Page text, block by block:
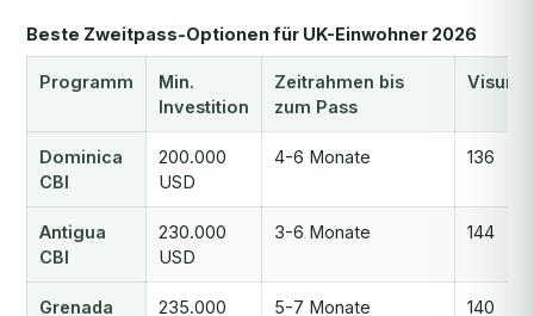
Beste Zweitpass-Optionen für UK-Einwohner 2026
Programm
Min.
Investition
Zeitrahmen bis
zum Pass
Dominica
CBI
200.000
USD
4-6 Monate 136
Antigua
CBI
230.000
USD
3-6 Monate 144
Grenada
235.000
5-7 Monate 140